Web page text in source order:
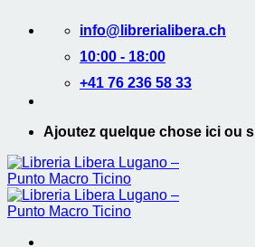
info@librerialibera.ch
10:00 - 18:00
+41 76 236 58 33
Ajoutez quelque chose ici ou